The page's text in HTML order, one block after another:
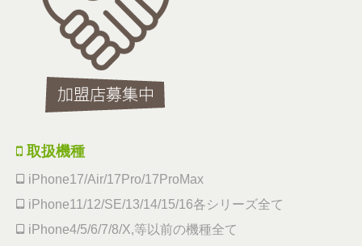
取扱機種
iPhone17/Air/17Pro/17ProMax
iPhone11/12/SE/13/14/15/16各シリーズ全て
iPhone4/5/6/7/8/X,等以前の機種全て